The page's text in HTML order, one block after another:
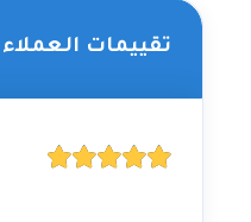
تقييمات العملاء